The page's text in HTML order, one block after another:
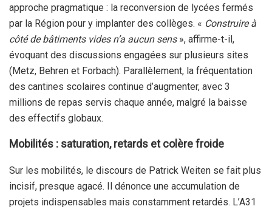
approche pragmatique : la reconversion de lycées fermés
par la Région pour y implanter des collèges. « Construire à
côté de bâtiments vides n’a aucun sens », affirme-t-il,
évoquant des discussions engagées sur plusieurs sites
(Metz, Behren et Forbach). Parallèlement, la fréquentation
des cantines scolaires continue d’augmenter, avec 3
millions de repas servis chaque année, malgré la baisse
des effectifs globaux.
Mobilités : saturation, retards et colère froide
Sur les mobilités, le discours de Patrick Weiten se fait plus
incisif, presque agacé. Il dénonce une accumulation de
projets indispensables mais constamment retardés. L’A31